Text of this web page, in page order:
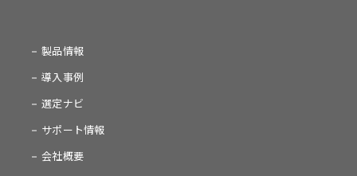
製品情報
導入事例
選定ナビ
サポート情報
会社概要